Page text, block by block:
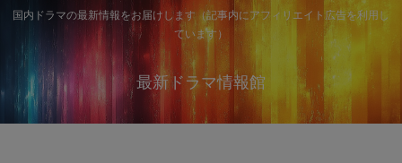
国内ドラマの最新情報をお届けします（記事内にアフィリエイト広告を利用し
ています）
最新ドラマ情報館